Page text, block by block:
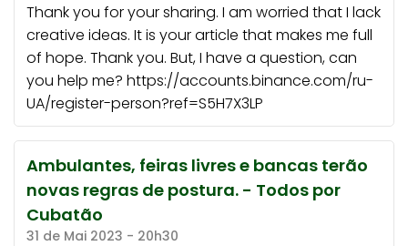
Thank you for your sharing. I am worried that I lack
creative ideas. It is your article that makes me full
of hope. Thank you. But, I have a question, can
you help me? https://accounts.binance.com/ru-
UA/register-person?ref=S5H7X3LP
Ambulantes, feiras livres e bancas terão
novas regras de postura. - Todos por
Cubatão
31 de Mai 2023 - 20h30